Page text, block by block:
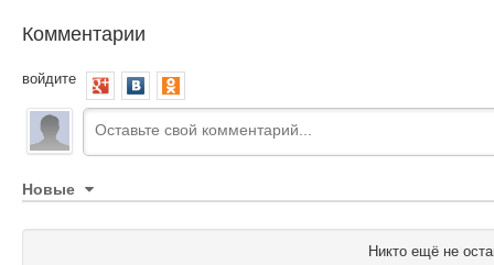
Комментарии
войдите
Новые
Никто ещё не